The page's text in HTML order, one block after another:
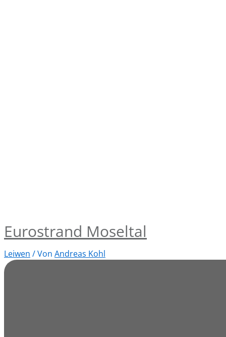
Eurostrand Moseltal
Leiwen / Von Andreas Kohl